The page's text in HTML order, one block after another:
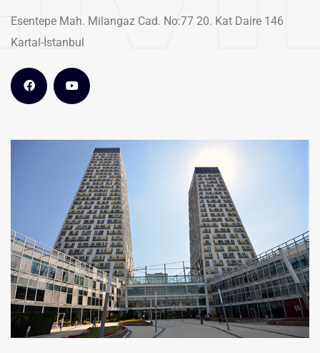
Esentepe Mah. Milangaz Cad. No:77 20. Kat Daire 146
Kartal-İstanbul